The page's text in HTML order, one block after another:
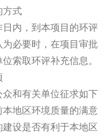
方式
日内，到本项目的环评
必要时，在项目审批
索取环评补充信息。
和有关单位征求如下
地区环境质量的满意
设是否有利于本地区